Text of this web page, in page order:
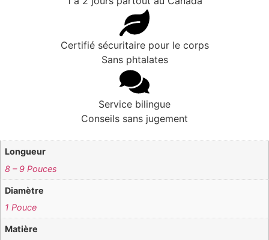
Certifié sécuritaire pour le corps
Sans phtalates
Service bilingue
Conseils sans jugement
Longueur
8 – 9 Pouces
Diamètre
1 Pouce
Matière